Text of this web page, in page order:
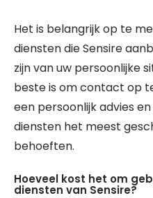
Het is belangrijk op te
diensten die Sensire
zijn van uw persoonlijke
beste is om contact op
een persoonlijk advies
diensten het meest
behoeften.
Hoeveel kost het om
diensten van Sensire?